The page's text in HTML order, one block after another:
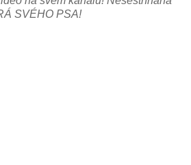
SVÉHO PSA!